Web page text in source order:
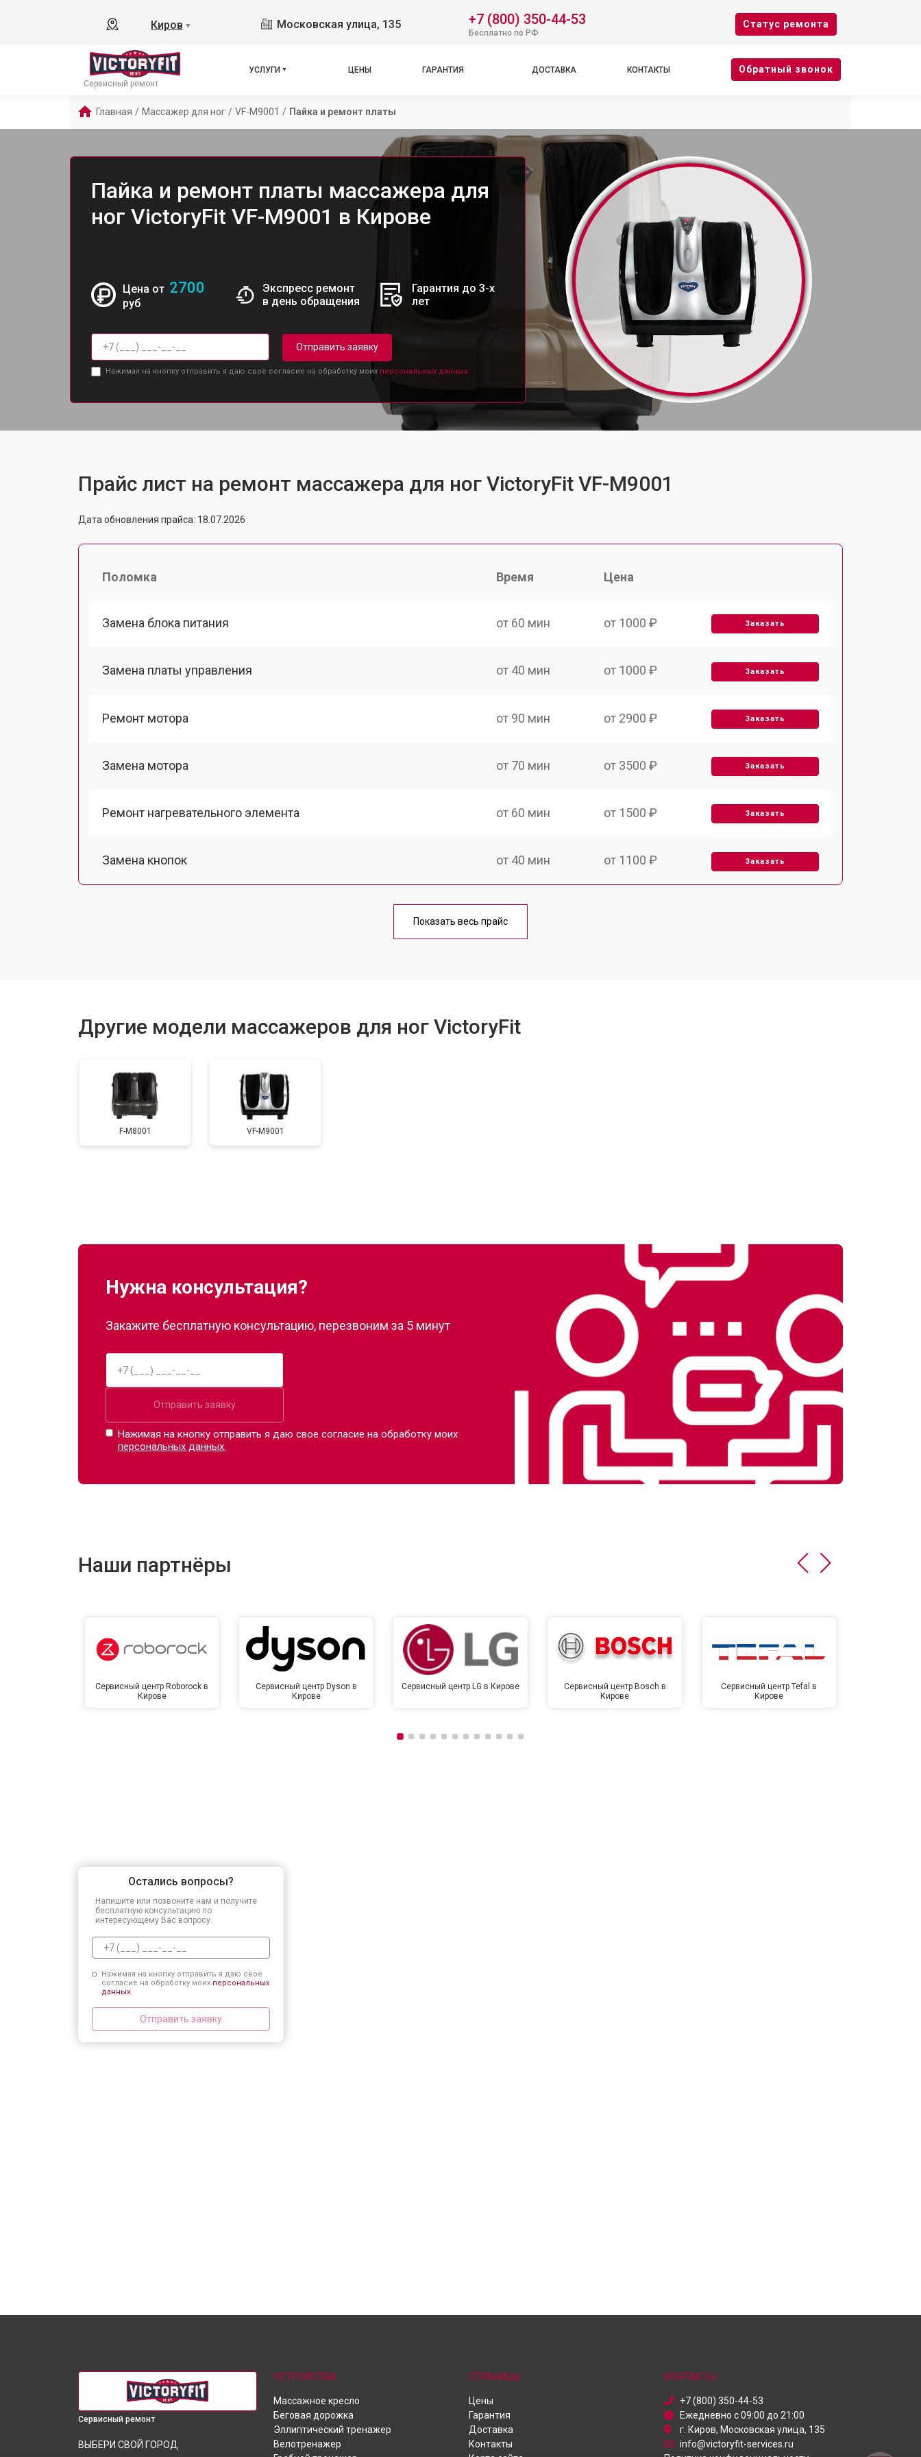
Киров ▼ Московская улица, 135 +7 (800) 350-44-53
Бесплатно по РФ
Cтатус ремонта
Сервисный ремонт
УСЛУГИ ЦЕНЫ ГАРАНТИЯ ДОСТАВКА КОНТАКТЫ Oбратный звонок
Главная / Массажер для ног / VF-M9001 / Пайка и ремонт платы
Пайка и ремонт платы массажера для
ног VictoryFit VF-M9001 в Кирове
Цена от 2700
руб
Экспресс ремонт
в день обращения
Гарантия до 3-х
лет
Отправить заявку
Нажимая на кнопку отправить я даю свое согласие на обработку моих персональных данных.
Прайс лист на ремонт массажера для ног VictoryFit VF-M9001
Дата обновления прайса: 18.07.2026
Поломка Время Цена
Замена блока питания от 60 мин от 1000 ₽ Заказать
Замена платы управления от 40 мин от 1000 ₽ Заказать
Ремонт мотора от 90 мин от 2900 ₽ Заказать
Замена мотора от 70 мин от 3500 ₽ Заказать
Ремонт нагревательного элемента от 60 мин от 1500 ₽ Заказать
Замена кнопок от 40 мин от 1100 ₽ Заказать
от 50 мин
Показать весь прайс
Другие модели массажеров для ног VictoryFit
F-M8001 VF-M9001
Нужна консультация?
Закажите бесплатную консультацию, перезвоним за 5 минут
Отправить заявку
Нажимая на кнопку отправить я даю свое согласие на обработку моих
персональных данных.
Наши партнёры
Сервисный центр Roborock в
Кирове
Сервисный центр Dyson в
Кирове
Сервисный центр LG в Кирове
Сервисный центр Bosch в
Кирове
Сервисный центр Tefal в
Кирове
Остались вопросы?
Напишите или позвоните нам и получите
бесплатную консультацию по
интересующему Вас вопросу.
Нажимая на кнопку отправить я даю свое
согласие на обработку моих персональных
данных.
Отправить заявку
Сервисный ремонт
ВЫБЕРИ СВОЙ ГОРОД
УСТРОЙСТВА
Массажное кресло
Беговая дорожка
Эллиптический тренажер
Велотренажер
СТРАНИЦЫ
Цены
Гарантия
Доставка
Контакты
КОНТАКТЫ
+7 (800) 350-44-53
Ежедневно с 09:00 до 21:00
г. Киров, Московская улица, 135
info@victoryfit-services.ru